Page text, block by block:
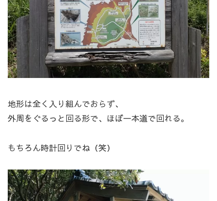
地形は全く入り組んでおらず、
外周をぐるっと回る形で、ほぼ一本道で回れる。
もちろん時計回りでね（笑）